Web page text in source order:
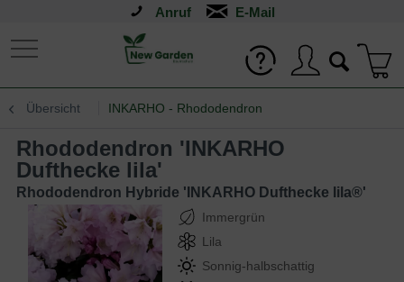
Anruf
Übersicht INKARHO - Rhododendron
Rhododendron 'INKARHO
Dufthecke lila'
Rhododendron Hybride 'INKARHO Dufthecke lila®'
Immergrün
Lila
Sonnig-halbschattig